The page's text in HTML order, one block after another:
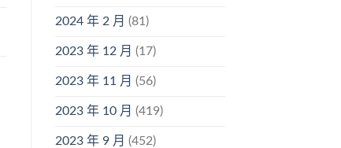
2024 年 2 月 (81)
2023 年 12 月 (17)
2023 年 11 月 (56)
2023 年 10 月 (419)
2023 年 9 月 (452)